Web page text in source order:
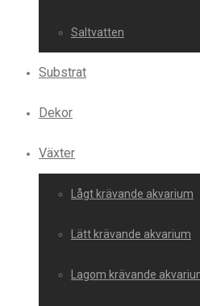
Saltvatten
Substrat
Dekor
Växter
Lågt krävande akvarium
Lätt krävande akvarium
Lagom krävande